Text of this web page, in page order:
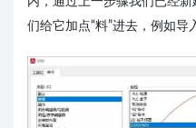
们给它加点“料”进去，例如导